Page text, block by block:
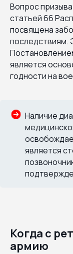
Вопрос
статьей 66
посвящена
последствиям.
является
годности на
Наличие
является
Когда с
армию